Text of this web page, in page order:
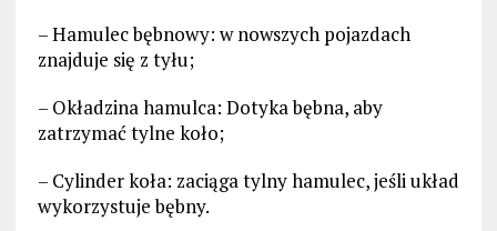
– Hamulec bębnowy: w nowszych pojazdach
znajduje się z tyłu;
– Okładzina hamulca: Dotyka bębna, aby
zatrzymać tylne koło;
– Cylinder koła: zaciąga tylny hamulec, jeśli układ
wykorzystuje bębny.